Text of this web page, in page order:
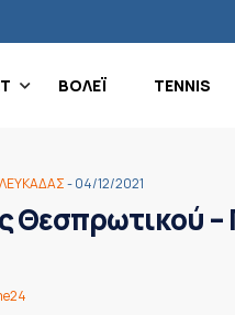
ΒΟΛΕΪ TENNIS
- 04/12/2021
Θεσπρωτικού –